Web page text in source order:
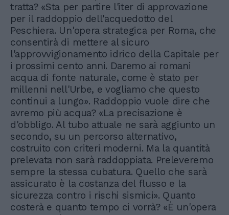
tratta? «Sta per partire l'iter di approvazione
per il raddoppio dell'acquedotto del
Peschiera. Un'opera strategica per Roma, che
consentirà di mettere al sicuro
l'approvvigionamento idrico della Capitale per
i prossimi cento anni. Daremo ai romani
acqua di fonte naturale, come è stato per
millenni nell'Urbe, e vogliamo che questo
continui a lungo». Raddoppio vuole dire che
avremo più acqua? «La precisazione è
d'obbligo. Al tubo attuale ne sarà aggiunto un
secondo, su un percorso alternativo,
costruito con criteri moderni. Ma la quantità
prelevata non sarà raddoppiata. Preleveremo
sempre la stessa cubatura. Quello che sarà
assicurato è la costanza del flusso e la
sicurezza contro i rischi sismici». Quanto
costerà e quanto tempo ci vorrà? «È un'opera